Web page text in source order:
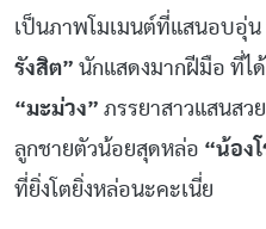
เป็นภาพโมเมนต์ที่แสนอบอุ่
รังสิต” นักแสดงมากฝีมือ ที่ไ
“มะม่วง” ภรรยาสาวแสนสว
ลูกชายตัวน้อยสุดหล่อ “น้อง
ที่ยิ่งโตยิ่งหล่อนะคะเนี่ย